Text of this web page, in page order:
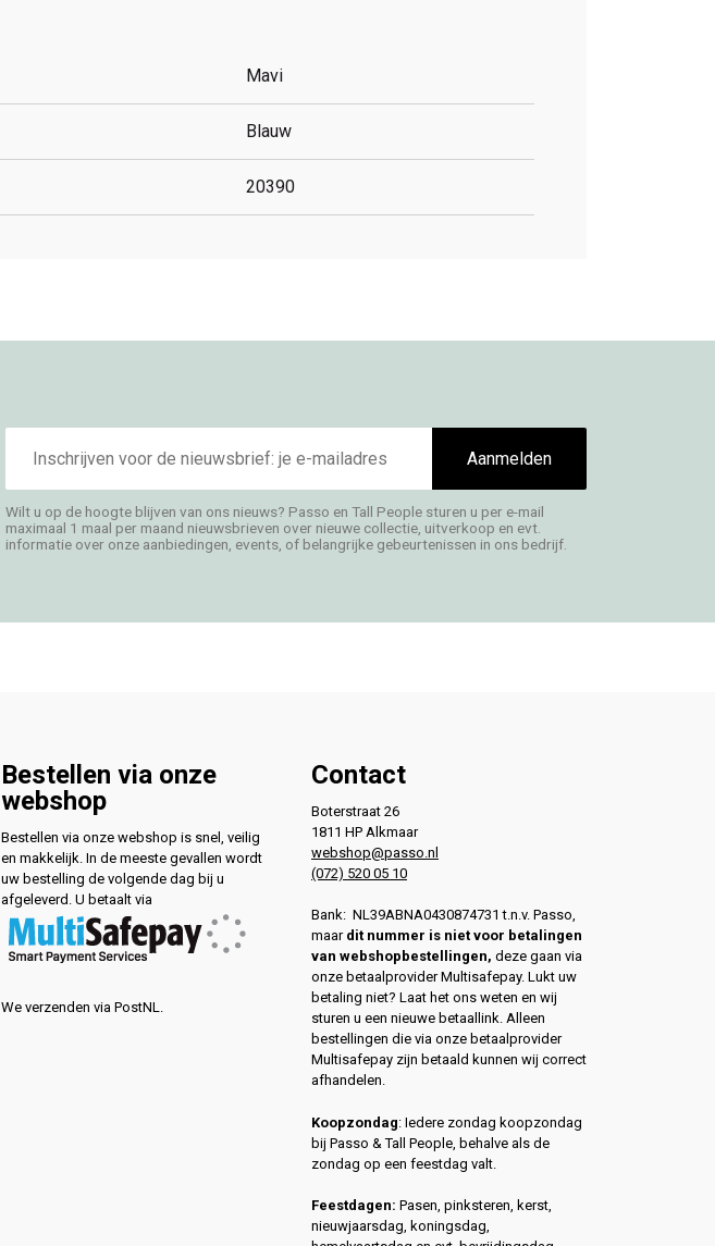
Mavi
Blauw
20390
E-
mailadres
Aanmelden
Wilt u op de hoogte blijven van ons nieuws? Passo en Tall People sturen u per e-mail
maximaal 1 maal per maand nieuwsbrieven over nieuwe collectie, uitverkoop en evt.
informatie over onze aanbiedingen, events, of belangrijke gebeurtenissen in ons bedrijf.
Bestellen via onze
webshop
Bestellen via onze webshop is snel, veilig
en makkelijk. In de meeste gevallen wordt
uw bestelling de volgende dag bij u
afgeleverd. U betaalt via
We verzenden via PostNL.
Contact
Boterstraat 26
1811 HP Alkmaar
webshop@passo.nl
(072) 520 05 10
Bank: NL39ABNA0430874731 t.n.v. Passo,
maardit nummer is niet voor betalingen
van webshopbestellingen, deze gaan via
onze betaalprovider Multisafepay. Lukt uw
betaling niet? Laat het ons weten en wij
sturen u een nieuwe betaallink. Alleen
bestellingen die via onze betaalprovider
Multisafepay zijn betaald kunnen wij correct
afhandelen.
Koopzondag: Iedere zondag koopzondag
bij Passo & Tall People, behalve als de
zondag op een feestdag valt.
Feestdagen: Pasen, pinksteren, kerst,
nieuwjaarsdag, koningsdag,